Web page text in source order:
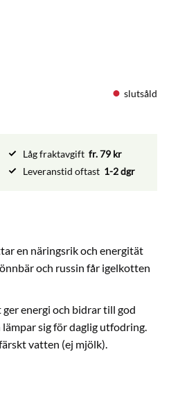
slutsåld
Låg fraktavgift fr. 79 kr
Leveranstid oftast 1-2 dgr
en näringsrik och energität
och russin får igelkotten
ger energi och bidrar till god
sig för daglig utfodring.
vatten (ej mjölk).